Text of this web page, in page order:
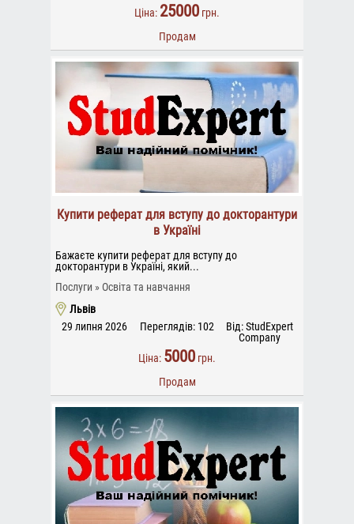
Ціна: 25000 грн.
Продам
Купити реферат для вступу до докторантури
в Україні
Бажаєте купити реферат для вступу до
докторантури в Україні, який...
Послуги
Освіта та навчання
Львів
29 липня 2026
Переглядів: 102
Від: StudExpert
Company
Ціна: 5000 грн.
Продам